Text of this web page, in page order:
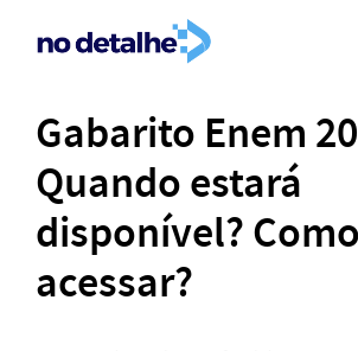
Gabarito Enem
Quando estará
disponível? Como
acessar?